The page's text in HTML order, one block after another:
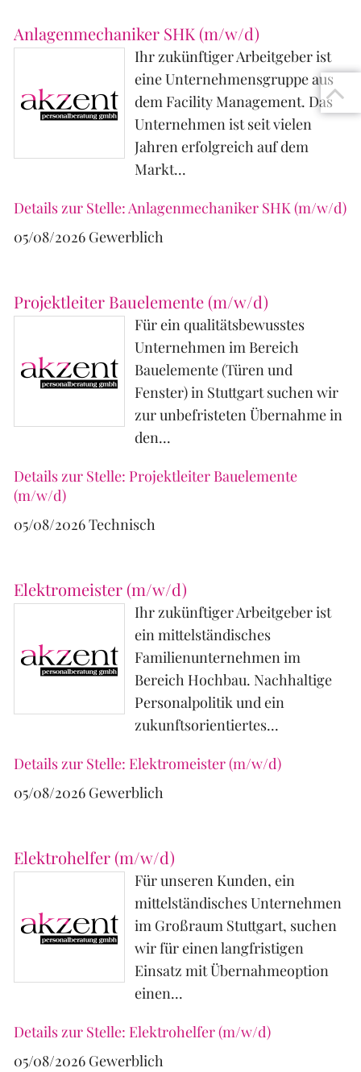
Anlagenmechaniker SHK (m/w/d)
Ihr zukünftiger Arbeitgeber ist
eine Unternehmensgruppe aus
dem Facility Management. Das
Unternehmen ist seit vielen
Jahren erfolgreich auf dem
Markt...
Details zur Stelle: Anlagenmechaniker SHK (m/w/d)
05/08/2026 Gewerblich
Projektleiter Bauelemente (m/w/d)
Für ein qualitätsbewusstes
Unternehmen im Bereich
Bauelemente (Türen und
Fenster) in Stuttgart suchen wir
zur unbefristeten Übernahme in
den...
Details zur Stelle: Projektleiter Bauelemente
(m/w/d)
05/08/2026Technisch
Elektromeister (m/w/d)
Ihr zukünftiger Arbeitgeber ist
ein mittelständisches
Familienunternehmen im
Bereich Hochbau. Nachhaltige
Personalpolitik und ein
zukunftsorientiertes...
Details zur Stelle: Elektromeister (m/w/d)
05/08/2026 Gewerblich
Elektrohelfer (m/w/d)
Für unseren Kunden, ein
mittelständisches Unternehmen
im Großraum Stuttgart, suchen
wir für einen langfristigen
Einsatz mit Übernahmeoption
einen...
Details zur Stelle: Elektrohelfer (m/w/d)
05/08/2026 Gewerblich